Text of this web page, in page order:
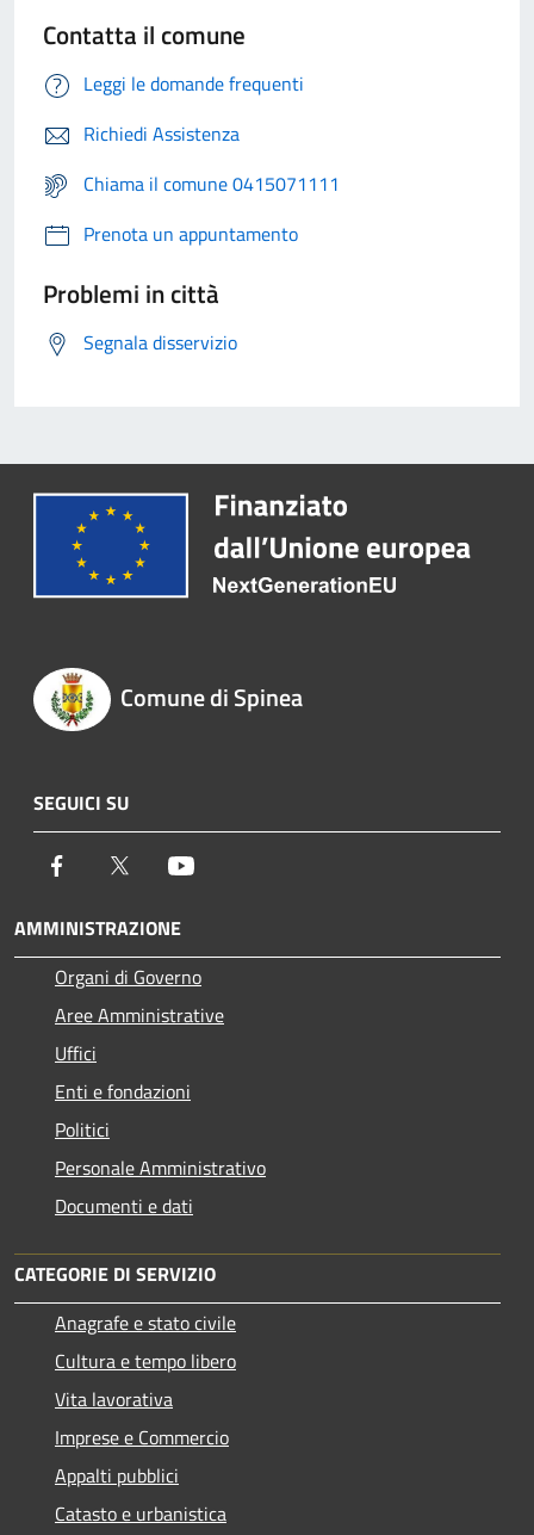
Contatta il comune
Leggi le domande frequenti
Richiedi Assistenza
Chiama il comune 0415071111
Prenota un appuntamento
Problemi in città
Segnala disservizio
Comune di Spinea
SEGUICI SU
Facebook Twitter
AMMINISTRAZIONE
Organi di Governo
Aree Amministrative
Uffici
Enti e fondazioni
Politici
Personale Amministrativo
Documenti e dati
CATEGORIE DI SERVIZIO
Anagrafe e stato civile
Cultura e tempo libero
Vita lavorativa
Imprese e Commercio
Appalti pubblici
Catasto e urbanistica